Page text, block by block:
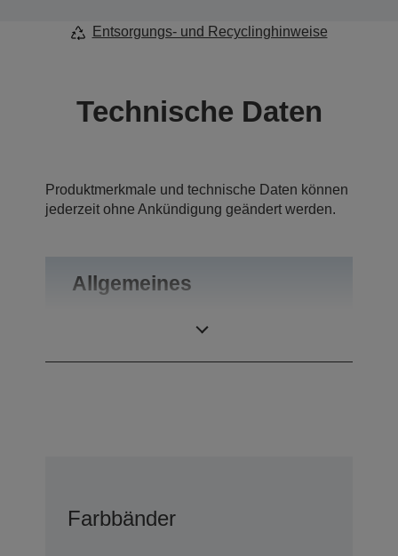
Entsorgungs- und Recyclinghinweise
Technische Daten
Produktmerkmale und technische Daten können
jederzeit ohne Ankündigung geändert werden.
Allgemeines
Farbbänder